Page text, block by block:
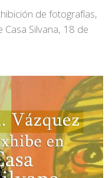
de fotografías,
Casa Silvana, 18 de